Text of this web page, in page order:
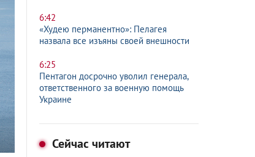
6:42
«Худею перманентно»: Пелагея
назвала все изъяны своей внешности
6:25
Пентагон досрочно уволил генерала,
ответственного за военную помощь
Украине
Сейчас читают